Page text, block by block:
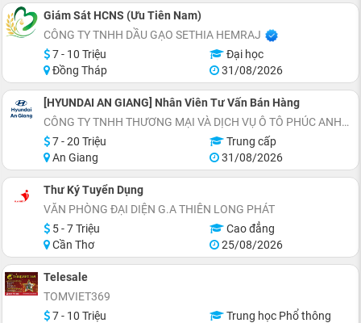
Giám Sát HCNS (Ưu Tiên Nam)
CÔNG TY TNHH DẦU GẠO SETHIA HEMRAJ
7 - 10 Triệu
Đại học
Đồng Tháp
31/08/2026
[HYUNDAI AN GIANG] Nhân Viên Tư Vấn Bán Hàng
CÔNG TY TNHH THƯƠNG MẠI VÀ DỊCH VỤ Ô TÔ PHÚC ANH
7 - 20 Triệu
Trung cấp
An Giang
31/08/2026
Thư Ký Tuyển Dụng
VĂN PHÒNG ĐẠI DIỆN G.A THIÊN LONG PHÁT
5 - 7 Triệu
Cao đẳng
Cần Thơ
25/08/2026
Telesale
TOMVIET369
7 - 10 Triệu
Trung học Phổ thông